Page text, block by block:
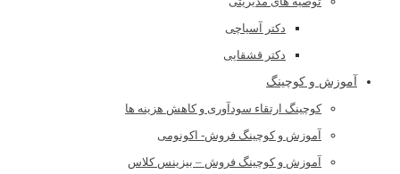
دکتر آسیاچی
دکتر قشقایی
آموزش و کوچینگ
کوچینگ ارتقاء سودآوری و کاهش هزینه ها
آموزش و کوچینگ فروش- اکونومی
آموزش و کوچینگ فروش – بیزینس کلاس